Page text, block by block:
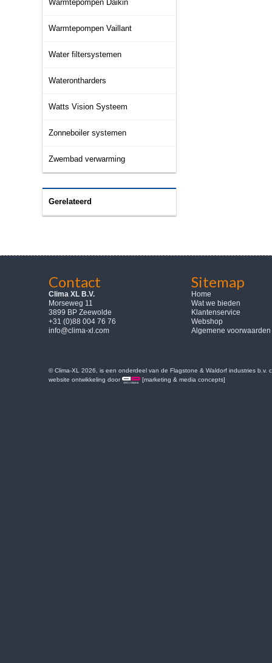
Warmtepompen Daikin
Warmtepompen Vaillant
Water filtersystemen
Waterontharders
Watts Vision Systeem
Zonneboiler systemen
Zwembad verwarming
Gerelateerd
Contact
Clima XL B.V.
Morseweg 11
3899 BP Zeewolde
+31 (0)88 004 76 76
info@clima-xl.com
Sitemap
Home
Wat we bieden
Klantenservice
Webshop
Algemene voorwaarden
© Clima-XL 2026, is een onderdeel van de Flagstone & Waldorf industries b.v.
website ontwikkeling door
[marketing & media concepts]